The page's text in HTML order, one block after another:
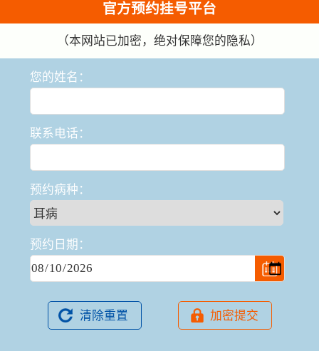
官方预约挂号平台
（本网站已加密，绝对保障您的隐私）
您的姓名：
联系电话：
预约病种：
预约日期：
清除重置 加密提交